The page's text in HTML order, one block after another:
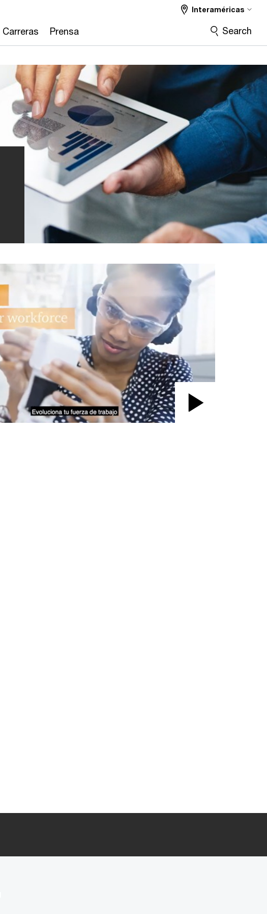
Carreras Prensa
Interaméricas
Search